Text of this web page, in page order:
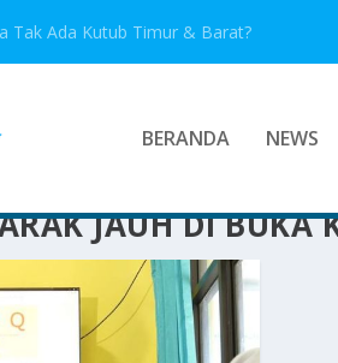
Tak Ada Kutub Timur & Barat?
BERANDA NEWS
JAUH DI BUKA